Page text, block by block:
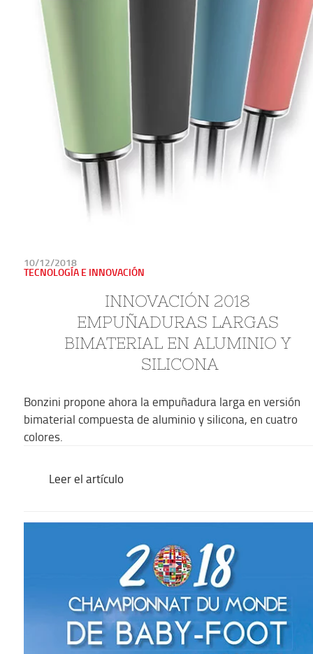
PUBLICADO
EN
10/12/2018
TECNOLOGÍA E INNOVACIÓN
INNOVACIÓN 2018
EMPUÑADURAS LARGAS
BIMATERIAL EN ALUMINIO Y
SILICONA
Bonzini propone ahora la empuñadura larga en versión
bimaterial compuesta de aluminio y silicona, en cuatro
colores.
Leer el artículo